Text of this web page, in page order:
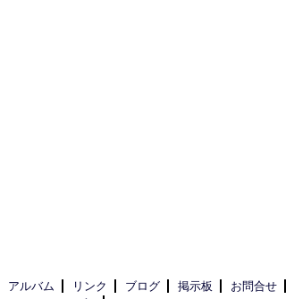
アルバム リンク ブログ 掲示板 お問合せ